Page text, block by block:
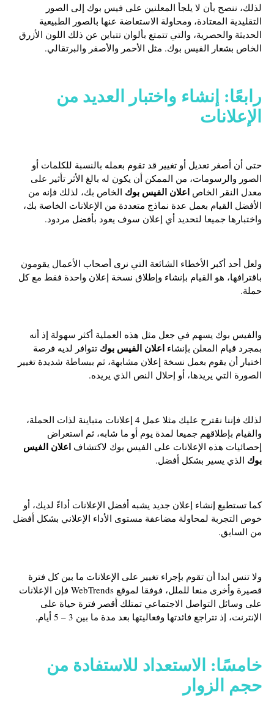
لذلك، ننصح بأن لا يلجأ المعلنين على فيس بوك إلى الصور
التقليدية المعتادة، ومحاولة الاستعاضة عنها بالصور الطبيعية
الحديثة والحصرية، والتي تتمتع بألوان تتباين عن ذلك اللون الأزرق
الخاص بشعار الفيس بوك. مثل الأحمر والأصفر والبرتقالي.
رابعًا: إنشاء واختبار العديد من
الإعلانات
حتى أن أصغر تعديل أو تغيير قد تقوم بعمله بالنسبة للكلمات أو
الصور والرسومات، من الممكن أن يكون له بالغ الأثر تأثير على
معدل النقر الخاصاعلان الفيس بوكالخاص بك ، لذلك فإنه من
الأفضل القيام بعمل عدة نماذج متعددة من الإعلانات الخاصة بك،
واختبارها جميعا لتحديد أي إعلان سوف يعود بأفضل مردود.
ولعل أحد أكبر الأخطاء الشائعة التي نرى أصحاب الأعمال يقومون
باقترافها، هو القيام بإنشاء وإطلاق نسخة إعلان واحدة فقط مع كل
حملة.
والفيس بوك يسهم في جعل مثل هذه العملية أكثر سهولة إذ أنه
بمجرد قيام المعلن بإنشاءاعلان الفيس بوكتتوافر لديه فرصة
اختيار أن يقوم بعمل نسخة إعلان مشابهة، ثم ببساطة شديدة تغيير
الصورة التي يريدها، أو إحلال النص الذي يريده.
لذلك فإننا نقترح عليك مثلا عمل 4 إعلانات متباينة لذات الحملة،
والقيام بإطلاقهم جميعا لمدة يوم أو ما شابه، ثم استعراض
إحصائيات هذه الإعلانات على الفيس بوك لاكتشافاعلان الفيس
بوكالذي يسير بشكل أفضل.
كما تستطيع إنشاء إعلان جديد يشبه أفضل الإعلانات أداءً لديك، أو
خوص التجربة لمحاولة مضاعفة مستوى الأداء الإعلاني بشكل أفضل
من السابق.
ولا تنس ابدا أن تقوم بإجراء تغيير على الإعلانات ما بين كل فترة
قصيرة وأخرى منعا للملل، فوفقا لموقع WebTrends فإن الإعلانات
على وسائل التواصل الاجتماعي تمتلك أقصر فترة حياة على
الإنترنت، إذ تتراجع فائدتها وفعاليتها بعد مدة ما بين 3 – 5 أيام.
خامسًا: الاستعداد للاستفادة من
حجم الزوار